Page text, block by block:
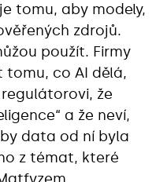
tomu, aby modely,
zdrojů.
použít. Firmy
co AI dělá,
že
a že neví,
data od ní byla
z témat, které